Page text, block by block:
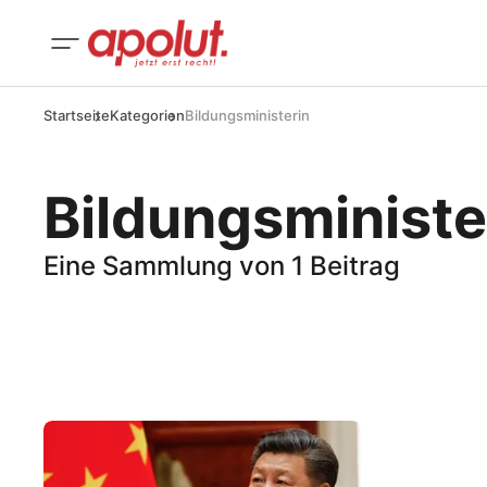
StartseiteKategorienBildungsministerin
Eine Sammlung von 1 Beitrag